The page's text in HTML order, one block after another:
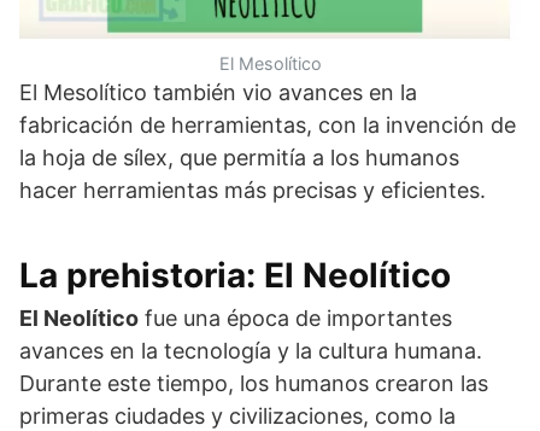
El Mesolítico
El Mesolítico también vio avances en la
fabricación de herramientas, con la invención de
la hoja de sílex, que permitía a los humanos
hacer herramientas más precisas y eficientes.
La prehistoria: El Neolítico
El Neolítico fue una época de importantes
avances en la tecnología y la cultura humana.
Durante este tiempo, los humanos crearon las
primeras ciudades y civilizaciones, como la